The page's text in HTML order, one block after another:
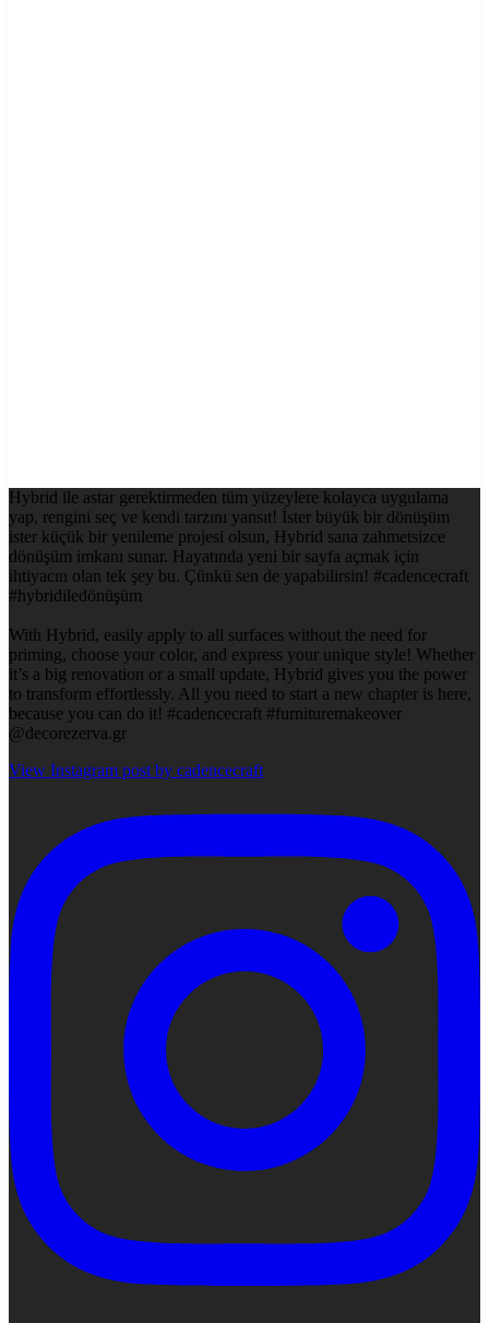
Hybrid ile astar gerektirmeden tüm yüzeylere kolayca uygulama
yap, rengini seç ve kendi tarzını yansıt! İster büyük bir dönüşüm
ister küçük bir yenileme projesi olsun, Hybrid sana zahmetsizce
dönüşüm imkanı sunar. Hayatında yeni bir sayfa açmak için
ihtiyacın olan tek şey bu. Çünkü sen de yapabilirsin! #cadencecraft
#hybridiledönüşüm
With Hybrid, easily apply to all surfaces without the need for
priming, choose your color, and express your unique style! Whether
it’s a big renovation or a small update, Hybrid gives you the power
to transform effortlessly. All you need to start a new chapter is here,
because you can do it! #cadencecraft #furnituremakeover
@decorezerva.gr
View Instagram post by cadencecraft